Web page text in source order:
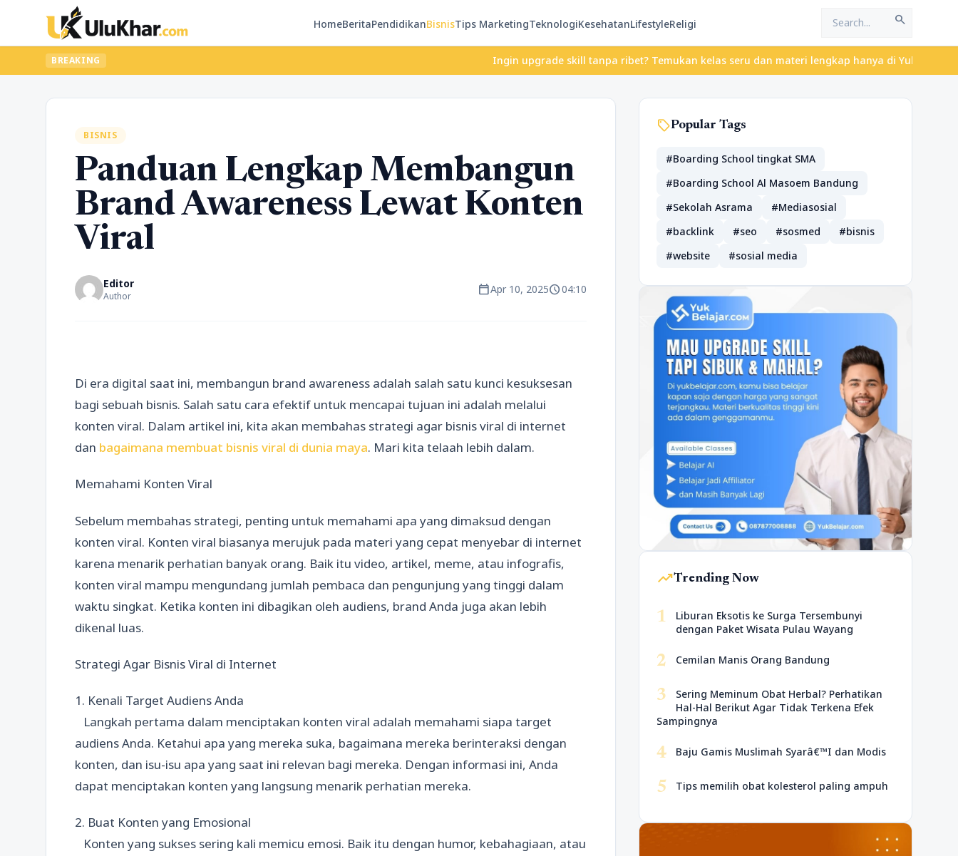
HomeBeritaPendidikanBisnisTips MarketingTeknologiKesehatanLifestyleReligi search
BREAKING Ingin upgrade skill tanpa ribet? Temukan kelas seru dan materi lengkap hanya di YukBelajar.com.
BISNIS
Panduan Lengkap Membangun
Brand Awareness Lewat Konten
Viral
Editor
Author calendar_todayApr 10, 2025schedule04:10
Di era digital saat ini, membangun brand awareness adalah salah satu kunci kesuksesan
bagi sebuah bisnis. Salah satu cara efektif untuk mencapai tujuan ini adalah melalui
konten viral. Dalam artikel ini, kita akan membahas strategi agar bisnis viral di internet
dan bagaimana membuat bisnis viral di dunia maya. Mari kita telaah lebih dalam.
Memahami Konten Viral
Sebelum membahas strategi, penting untuk memahami apa yang dimaksud dengan
konten viral. Konten viral biasanya merujuk pada materi yang cepat menyebar di internet
karena menarik perhatian banyak orang. Baik itu video, artikel, meme, atau infografis,
konten viral mampu mengundang jumlah pembaca dan pengunjung yang tinggi dalam
waktu singkat. Ketika konten ini dibagikan oleh audiens, brand Anda juga akan lebih
dikenal luas.
Strategi Agar Bisnis Viral di Internet
1. Kenali Target Audiens Anda
Langkah pertama dalam menciptakan konten viral adalah memahami siapa target
audiens Anda. Ketahui apa yang mereka suka, bagaimana mereka berinteraksi dengan
konten, dan isu-isu apa yang saat ini relevan bagi mereka. Dengan informasi ini, Anda
dapat menciptakan konten yang langsung menarik perhatian mereka.
2. Buat Konten yang Emosional
Konten yang sukses sering kali memicu emosi. Baik itu dengan humor, kebahagiaan, atau
sellPopular Tags
#Boarding School tingkat SMA
#Boarding School Al Masoem Bandung
#Sekolah Asrama
#Mediasosial
#backlink
#seo #sosmed
#bisnis
#website
#sosial media
trending_upTrending Now
1
Liburan Eksotis ke Surga Tersembunyi
dengan Paket Wisata Pulau Wayang
2 Cemilan Manis Orang Bandung
3
Sering Meminum Obat Herbal? Perhatikan
Hal-Hal Berikut Agar Tidak Terkena Efek
Sampingnya
4 Baju Gamis Muslimah Syarâ€™I dan Modis
5 Tips memilih obat kolesterol paling ampuh